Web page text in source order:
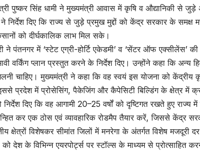
पुष्कर सिंह धामी ने मुख्यमंत्री आवास में कृषि व औद्यानिकी से
ने निर्देश दिए कि राज्य से जुड़े प्रमुख मुद्दों को केंद्र सरकार के
को दीर्घकालिक लाभ मिल सके।
ने पंतनगर में ‘स्टेट एग्री-होर्टि एकेडमी’ व ‘सेंटर ऑफ एक्सीलेंस’
वर्किंग प्लान प्रस्तुत करने के निर्देश दिए। उन्होंने कहा कि अन्य
चाहिए। मुख्यमंत्री ने कहा कि वह स्वयं इस योजना को
प्रदेश में प्रोसेसिंग, पैकेजिंग और कैपेसिटी बिल्डिंग के क्षेत्र में
निर्देश दिए कि वह आगामी 20–25 वर्षों को दृष्टिगत रखते हुए राज्य
कर एक ठोस एवं व्यावहारिक रोडमैप तैयार करें, जिससे केंद्र
क्षेत्रों विशेषकर सीमांत जिलों में मनरेगा के अंतर्गत विशेष मजदूरी
देश के विभिन्न एयरपोर्ट्स पर स्टॉल्स के माध्यम से